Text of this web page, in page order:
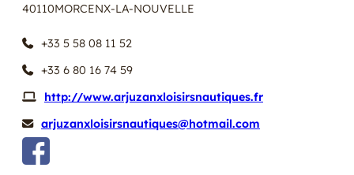
40110MORCENX-LA-NOUVELLE
+33 5 58 08 11 52
+33 6 80 16 74 59
http://www.arjuzanxloisirsnautiques.fr
arjuzanxloisirsnautiques@hotmail.com